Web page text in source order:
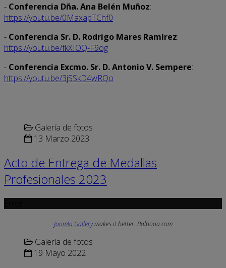
- Conferencia Dña. Ana Belén Muñoz:
https://youtu.be/0MaxapTChf0
- Conferencia Sr. D. Rodrigo Mares Ramírez:
https://youtu.be/fkXIOQ-F9og
- Conferencia Excmo. Sr. D. Antonio V. Sempere:
https://youtu.be/3jSSkD4wRQo
Galería de fotos
13 Marzo 2023
Acto de Entrega de Medallas
Profesionales 2023
Joomla Gallerymakes it better. Balbooa.com
Galería de fotos
19 Mayo 2022